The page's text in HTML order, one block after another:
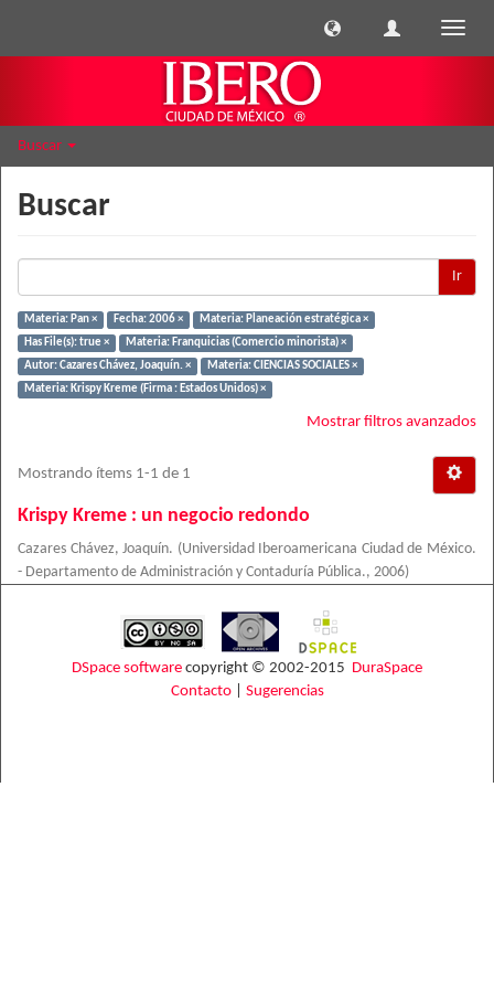
Buscar
Buscar
Ir
Materia: Pan × Fecha: 2006 ×
Materia: Planeación estratégica ×
Has File(s): true ×
Materia: Franquicias (Comercio minorista) ×
Autor: Cazares Chávez, Joaquín. ×
Materia: CIENCIAS SOCIALES ×
Materia: Krispy Kreme (Firma : Estados Unidos) ×
Mostrar filtros avanzados
Mostrando ítems 1-1 de 1
Krispy Kreme : un negocio redondo
Cazares Chávez, Joaquín. (Universidad Iberoamericana Ciudad de México.
- Departamento de Administración y Contaduría Pública., 2006)
DSpace software copyright © 2002-2015 DuraSpace
Contacto| Sugerencias